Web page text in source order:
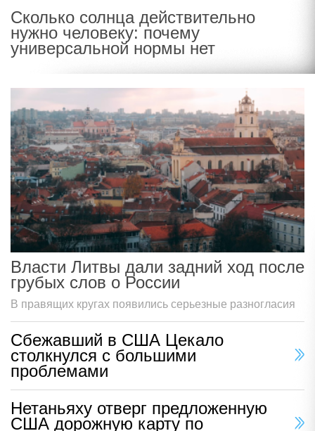
Сколько солнца действительно
нужно человеку: почему
универсальной нормы нет
Власти Литвы дали задний ход после
грубых слов о России
В правящих кругах появились серьезные разногласия
Сбежавший в США Цекало
столкнулся с большими
проблемами
Нетаньяху отверг предложенную
США дорожную карту по